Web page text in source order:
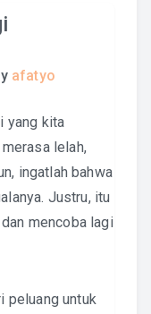
afatyo
yang kita
lelah,
ingatlah bahwa
Justru, itu
mencoba lagi
peluang untuk